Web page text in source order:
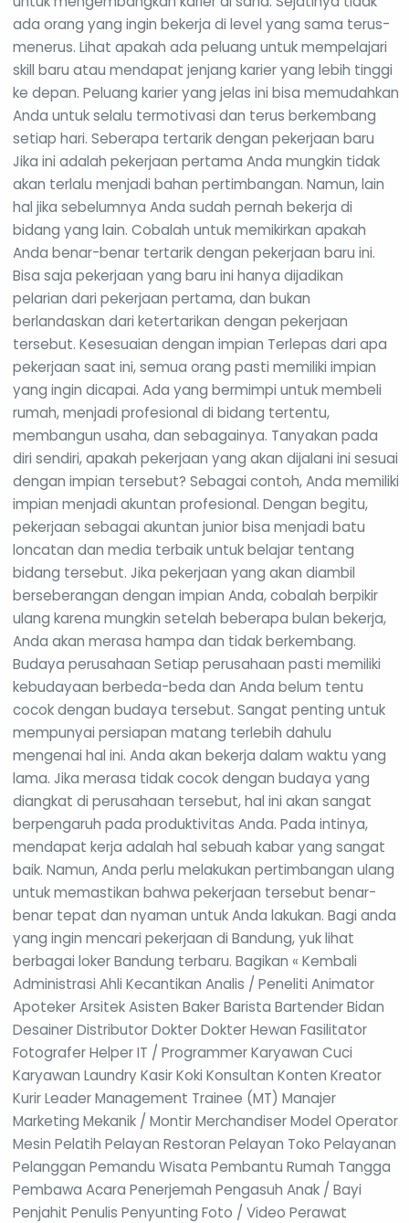
ada orang yang ingin bekerja di level yang sama terus-
menerus. Lihat apakah ada peluang untuk mempelajari
skill baru atau mendapat jenjang karier yang lebih tinggi
ke depan. Peluang karier yang jelas ini bisa memudahkan
Anda untuk selalu termotivasi dan terus berkembang
setiap hari. Seberapa tertarik dengan pekerjaan baru
Jika ini adalah pekerjaan pertama Anda mungkin tidak
akan terlalu menjadi bahan pertimbangan. Namun, lain
hal jika sebelumnya Anda sudah pernah bekerja di
bidang yang lain. Cobalah untuk memikirkan apakah
Anda benar-benar tertarik dengan pekerjaan baru ini.
Bisa saja pekerjaan yang baru ini hanya dijadikan
pelarian dari pekerjaan pertama, dan bukan
berlandaskan dari ketertarikan dengan pekerjaan
tersebut. Kesesuaian dengan impian Terlepas dari apa
pekerjaan saat ini, semua orang pasti memiliki impian
yang ingin dicapai. Ada yang bermimpi untuk membeli
rumah, menjadi profesional di bidang tertentu,
membangun usaha, dan sebagainya. Tanyakan pada
diri sendiri, apakah pekerjaan yang akan dijalani ini sesuai
dengan impian tersebut? Sebagai contoh, Anda memiliki
impian menjadi akuntan profesional. Dengan begitu,
pekerjaan sebagai akuntan junior bisa menjadi batu
loncatan dan media terbaik untuk belajar tentang
bidang tersebut. Jika pekerjaan yang akan diambil
berseberangan dengan impian Anda, cobalah berpikir
ulang karena mungkin setelah beberapa bulan bekerja,
Anda akan merasa hampa dan tidak berkembang.
Budaya perusahaan Setiap perusahaan pasti memiliki
kebudayaan berbeda-beda dan Anda belum tentu
cocok dengan budaya tersebut. Sangat penting untuk
mempunyai persiapan matang terlebih dahulu
mengenai hal ini. Anda akan bekerja dalam waktu yang
lama. Jika merasa tidak cocok dengan budaya yang
diangkat di perusahaan tersebut, hal ini akan sangat
berpengaruh pada produktivitas Anda. Pada intinya,
mendapat kerja adalah hal sebuah kabar yang sangat
baik. Namun, Anda perlu melakukan pertimbangan ulang
untuk memastikan bahwa pekerjaan tersebut benar-
benar tepat dan nyaman untuk Anda lakukan. Bagi anda
yang ingin mencari pekerjaan di Bandung, yuk lihat
berbagai loker Bandung terbaru. Bagikan « Kembali
Administrasi Ahli Kecantikan Analis / Peneliti Animator
Apoteker Arsitek Asisten Baker Barista Bartender Bidan
Desainer Distributor Dokter Dokter Hewan Fasilitator
Fotografer Helper IT / Programmer Karyawan Cuci
Karyawan Laundry Kasir Koki Konsultan Konten Kreator
Kurir Leader Management Trainee (MT) Manajer
Marketing Mekanik / Montir Merchandiser Model Operator
Mesin Pelatih Pelayan Restoran Pelayan Toko Pelayanan
Pelanggan Pemandu Wisata Pembantu Rumah Tangga
Pembawa Acara Penerjemah Pengasuh Anak / Bayi
Penjahit Penulis Penyunting Foto / Video Perawat